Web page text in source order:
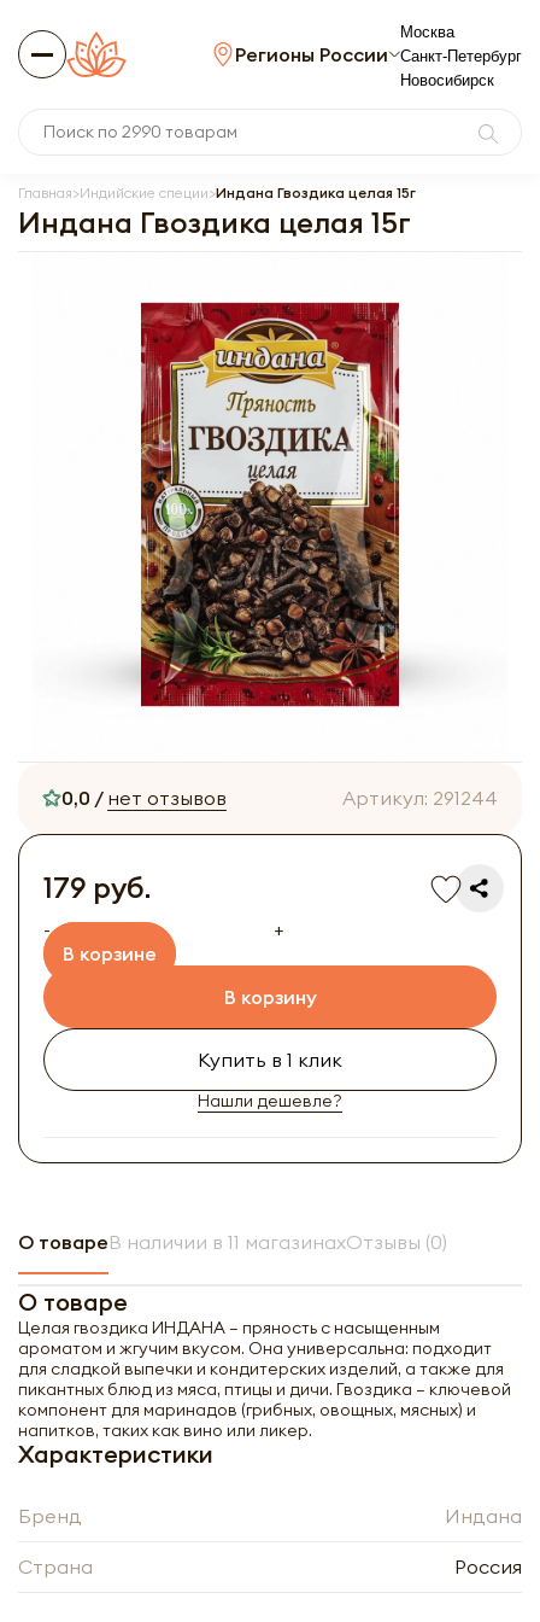
Регионы России
Москва
Санкт-Петербург
Новосибирск
Главная Индийские специи Индана Гвоздика целая 15г
Индана Гвоздика целая 15г
0,0 / нет отзывов Артикул: 291244
179 руб.
-
+
В корзине
В корзину
Купить в 1 клик
Нашли дешевле?
О товареВ наличии в 11 магазинахОтзывы (0)
О товаре
Целая гвоздика ИНДАНА — пряность с насыщенным
ароматом и жгучим вкусом. Она универсальна: подходит
для сладкой выпечки и кондитерских изделий, а также для
пикантных блюд из мяса, птицы и дичи. Гвоздика — ключевой
компонент для маринадов (грибных, овощных, мясных) и
напитков, таких как вино или ликер.
Характеристики
Бренд Индана
Страна Россия